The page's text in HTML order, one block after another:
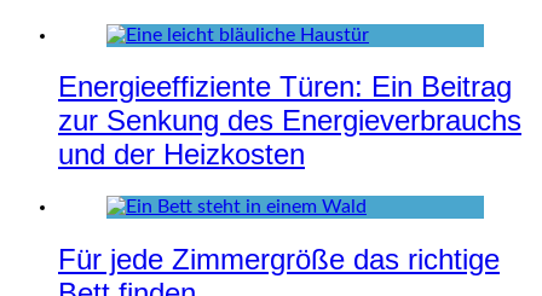
Energieeffiziente Türen: Ein Beitrag
zur Senkung des Energieverbrauchs
und der Heizkosten
Für jede Zimmergröße das richtige